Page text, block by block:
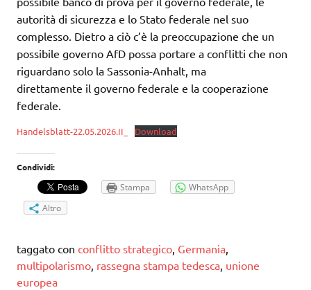
autorità di sicurezza e lo Stato federale nel suo
complesso. Dietro a ciò c’è la preoccupazione che un
possibile governo AfD possa portare a conflitti che non
riguardano solo la Sassonia-Anhalt, ma
direttamente il governo federale e la cooperazione
federale.
Handelsblatt-22.05.2026.II_ Download
Condividi:
Stampa
WhatsApp
Altro
taggato con conflitto strategico Germania
multipolarismo rassegna stampa tedesca unione
europea